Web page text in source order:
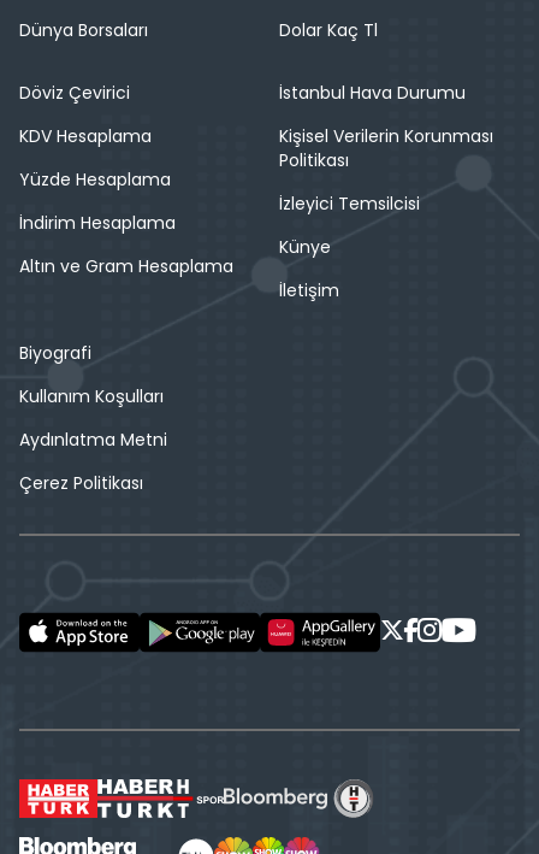
Dünya Borsaları
Dolar Kaç Tl
Döviz Çevirici
KDV Hesaplama
Yüzde Hesaplama
İndirim Hesaplama
Altın ve Gram Hesaplama
İstanbul Hava Durumu
Kişisel Verilerin Korunması
Politikası
İzleyici Temsilcisi
Künye
İletişim
Biyografi
Kullanım Koşulları
Aydınlatma Metni
Çerez Politikası